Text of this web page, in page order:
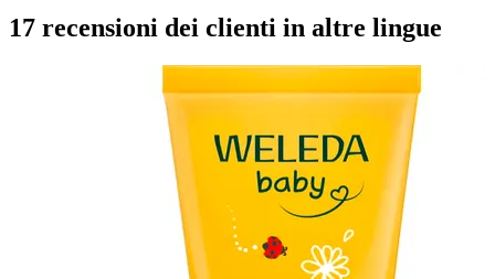
17 recensioni dei clienti in altre lingue